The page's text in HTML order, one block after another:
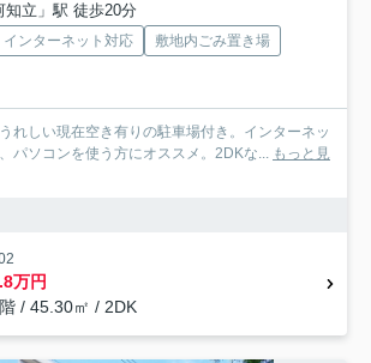
知立」駅 徒歩20分
インターネット対応
敷地内ごみ置き場
れしい現在空き有りの駐車場付き。インターネッ
パソコンを使う方にオススメ。2DKな...
もっと見
万円
/ 45.30㎡ / 2DK